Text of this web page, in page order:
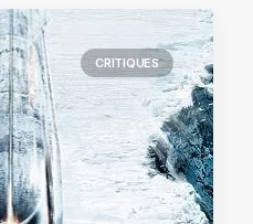
CRITIQUES